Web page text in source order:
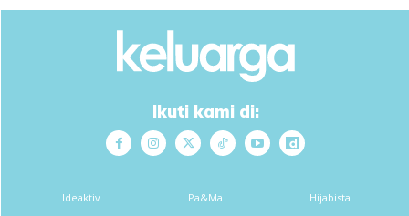
Ads
Ikuti kami di:
Ideaktiv Pa&Ma Hijabista